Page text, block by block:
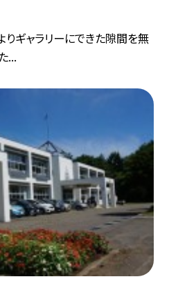
りギャラリーにできた隙間を無
...